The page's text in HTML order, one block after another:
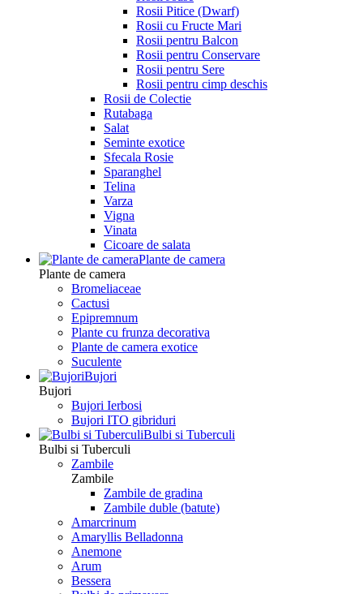
Rosii Pitice (Dwarf)
Rosii cu Fructe Mari
Rosii pentru Balcon
Rosii pentru Conservare
Rosii pentru Sere
Rosii pentru cimp deschis
Rosii de Colectie
Rutabaga
Salat
Seminte exotice
Sfecala Rosie
Sparanghel
Telina
Varza
Vigna
Vinata
Сicoare de salata
Plante de camera
Plante de camera
Bromeliaceae
Cactusi
Epipremnum
Plante cu frunza decorativa
Plante de camera exotice
Suculente
Bujori
Bujori
Bujori Ierbosi
Bujori ITO gibriduri
Bulbi si Tuberculi
Bulbi si Tuberculi
Zambile
Zambile
Zambile de gradina
Zambile duble (batute)
Amarcrinum
Amaryllis Belladonna
Anemone
Arum
Bessera